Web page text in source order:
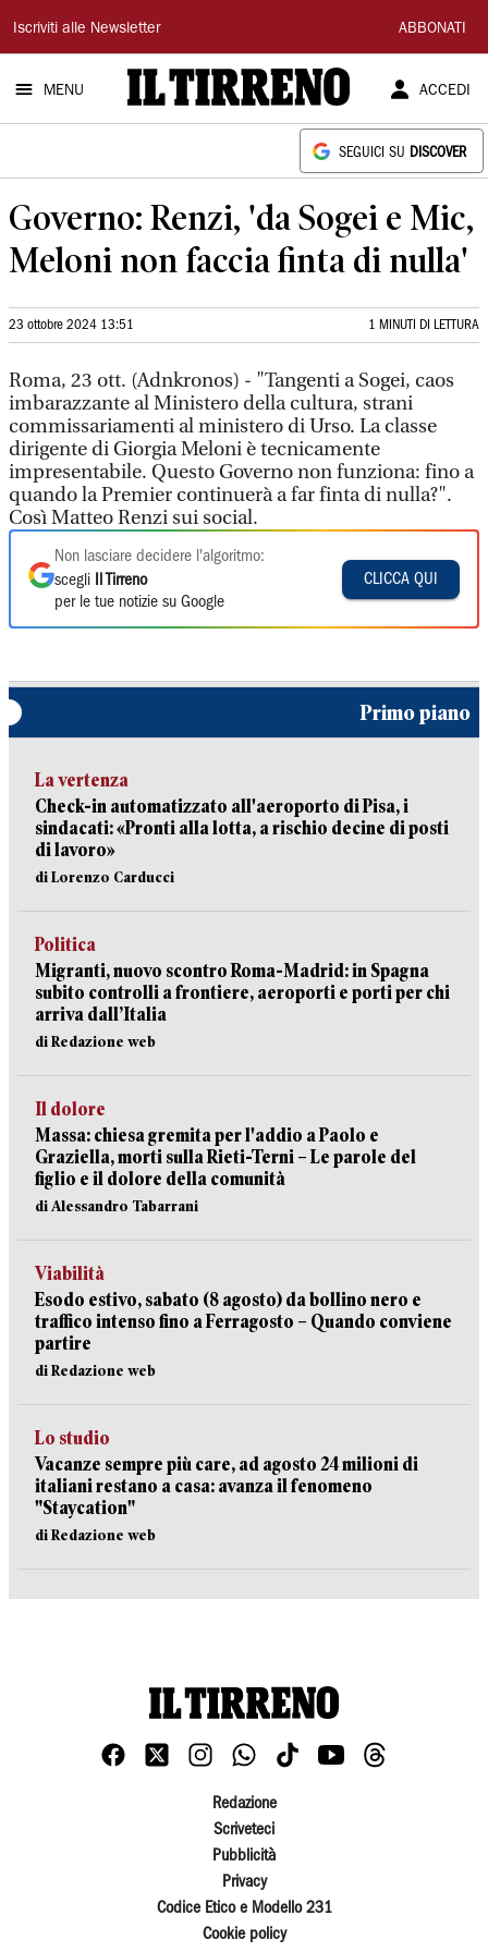
Il
Tirreno
Iscriviti alle Newsletter ABBONATI
MENU ACCEDI
SEGUICI SU DISCOVER
Governo: Renzi, 'da Sogei e Mic,
Meloni non faccia finta di nulla'
23 ottobre 2024 13:51 1 MINUTI DI LETTURA
Roma, 23 ott. (Adnkronos) - "Tangenti a Sogei, caos
imbarazzante al Ministero della cultura, strani
commissariamenti al ministero di Urso. La classe
dirigente di Giorgia Meloni è tecnicamente
impresentabile. Questo Governo non funziona: fino a
quando la Premier continuerà a far finta di nulla?".
Così Matteo Renzi sui social.
Non lasciare decidere l'algoritmo:
scegli
Il Tirreno
per le tue notizie su Google
CLICCA QUI
Primo piano
La vertenza
Check-in automatizzato all'aeroporto di Pisa, i
sindacati: «Pronti alla lotta, a rischio decine di posti
di lavoro»
di Lorenzo Carducci
Politica
Migranti, nuovo scontro Roma-Madrid: in Spagna
subito controlli a frontiere, aeroporti e porti per chi
arriva dall’Italia
di Redazione web
Il dolore
Massa: chiesa gremita per l'addio a Paolo e
Graziella, morti sulla Rieti-Terni – Le parole del
figlio e il dolore della comunità
di Alessandro Tabarrani
Viabilità
Esodo estivo, sabato (8 agosto) da bollino nero e
traffico intenso fino a Ferragosto – Quando conviene
partire
di Redazione web
Lo studio
Vacanze sempre più care, ad agosto 24 milioni di
italiani restano a casa: avanza il fenomeno
"Staycation"
di Redazione web
Redazione
Scriveteci
Pubblicità
Privacy
Codice Etico e Modello 231
Cookie policy